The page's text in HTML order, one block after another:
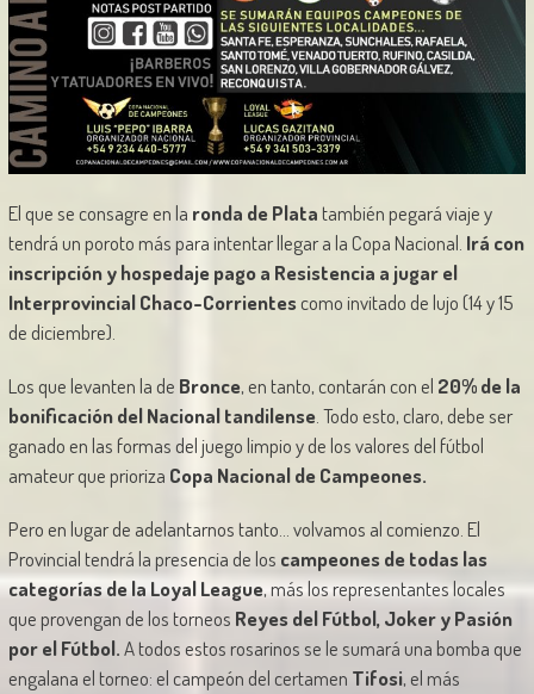
El que se consagre en la ronda de Platatambién pegará viaje y
tendrá un poroto más para intentar llegar a la Copa Nacional. Irá con
inscripción y hospedaje pago a Resistencia a jugar el
Interprovincial Chaco-Corrientescomo invitado de lujo (14 y 15
de diciembre).
Los que levanten la de Bronce, en tanto, contarán con el 20% de la
bonificación del Nacional tandilense. Todo esto, claro, debe ser
ganado en las formas del juego limpio y de los valores del fútbol
amateur que prioriza Copa Nacional de Campeones.
Pero en lugar de adelantarnos tanto… volvamos al comienzo. El
Provincial tendrá la presencia de los campeones de todas las
categorías de la Loyal League, más los representantes locales
que provengan de los torneos Reyes del Fútbol, Joker y Pasión
por el Fútbol.A todos estos rosarinos se le sumará una bomba que
engalana el torneo: el campeón del certamen Tifosi, el más